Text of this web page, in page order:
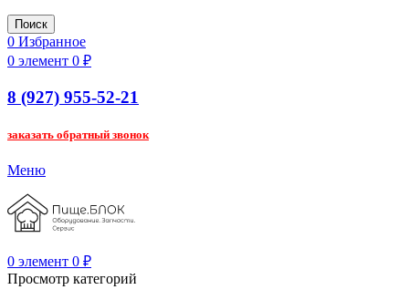
Поиск
0 Избранное
0 элемент 0 ₽
8 (927) 955-52-21
заказать обратный звонок
Меню
0 элемент 0 ₽
Просмотр категорий